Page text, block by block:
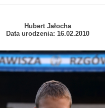
Hubert Jałocha
Data urodzenia: 16.02.2010